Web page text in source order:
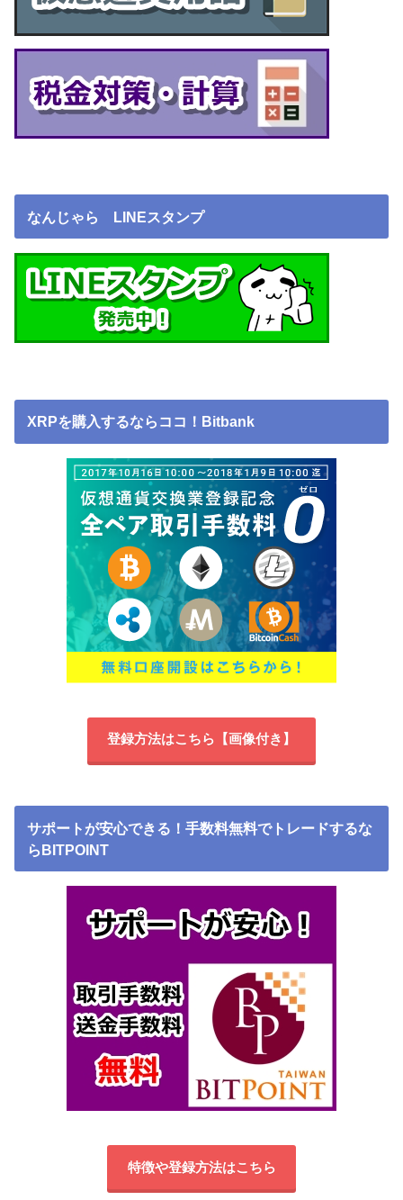
なんじゃら LINEスタンプ
XRPを購入するならココ！Bitbank
登録方法はこちら【画像付き】
サポートが安心できる！手数料無料でトレードするな
らBITPOINT
特徴や登録方法はこちら